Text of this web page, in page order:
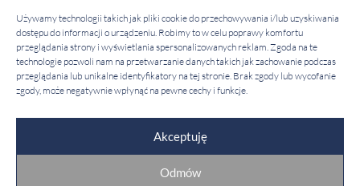
Używamy technologii takich jak pliki cookie do przechowywania i/lub uzyskiwania
dostępu do informacji o urządzeniu. Robimy to w celu poprawy komfortu
przeglądania strony i wyświetlania spersonalizowanych reklam. Zgoda na te
technologie pozwoli nam na przetwarzanie danych takich jak zachowanie podczas
przeglądania lub unikalne identyfikatory na tej stronie. Brak zgody lub wycofanie
zgody, może negatywnie wpłynąć na pewne cechy i funkcje.
Akceptuję
Odmów